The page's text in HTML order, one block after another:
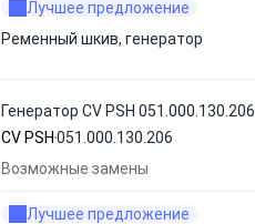
Лучшее предложение
Ременный шкив, генератор
Генератор CV PSH 051.000.130.206
CV PSH 051.000.130.206
Возможные замены
Лучшее предложение